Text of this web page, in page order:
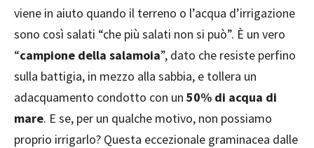
viene in aiuto quando il terreno o l’acqua d’irrigazione
sono così salati “che più salati non si può”. È un vero
“campione della salamoia”, dato che resiste perfino
sulla battigia, in mezzo alla sabbia, e tollera un
adacquamento condotto con un 50% di acqua di
mare. E se, per un qualche motivo, non possiamo
proprio irrigarlo? Questa eccezionale graminacea dalle